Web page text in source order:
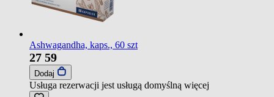
Ashwagandha, kaps., 60 szt
27 59
Dodaj
Usługa rezerwacji jest usługą domyślną więcej